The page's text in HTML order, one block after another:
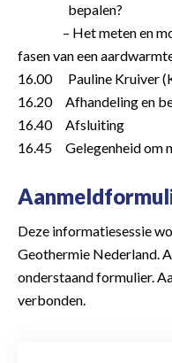
bepalen?
– Het meten en
fasen van een
16.00 Pauline Kruiver
16.20 Afhandeling en
16.40 Afsluiting
16.45 Gelegenheid om
Deze informatiesessie
Geothermie Nederland.
onderstaand formulier.
verbonden.